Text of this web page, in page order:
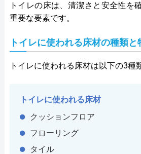
トイレの床は、清潔さと安全性を
重要な要素です。
トイレに使われる床材の種類と
トイレに使われる床材は以下の3種
トイレに使われる床材
クッションフロア
フローリング
タイル